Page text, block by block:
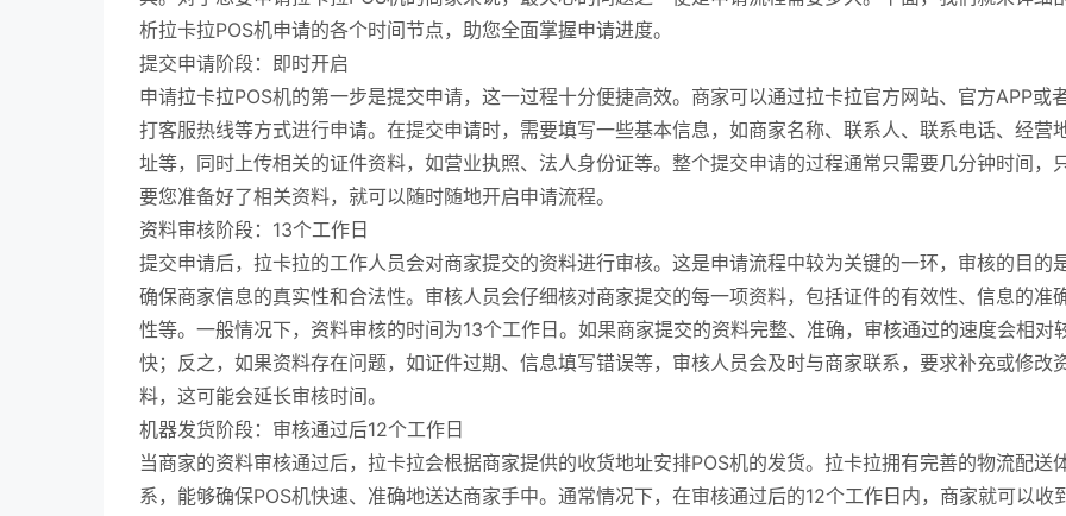
析拉卡拉POS机申请的各个时间节点，助您全面掌握申请进度。
提交申请阶段：即时开启
申请拉卡拉POS机的第一步是提交申请，这一过程十分便捷高效。商家可以通过拉卡拉官方网站、官方APP或
打客服热线等方式进行申请。在提交申请时，需要填写一些基本信息，如商家名称、联系人、联系电话、经营
址等，同时上传相关的证件资料，如营业执照、法人身份证等。整个提交申请的过程通常只需要几分钟时间，
要您准备好了相关资料，就可以随时随地开启申请流程。
资料审核阶段：13个工作日
提交申请后，拉卡拉的工作人员会对商家提交的资料进行审核。这是申请流程中较为关键的一环，审核的目的
确保商家信息的真实性和合法性。审核人员会仔细核对商家提交的每一项资料，包括证件的有效性、信息的准
性等。一般情况下，资料审核的时间为13个工作日。如果商家提交的资料完整、准确，审核通过的速度会相对
快；反之，如果资料存在问题，如证件过期、信息填写错误等，审核人员会及时与商家联系，要求补充或修改
料，这可能会延长审核时间。
机器发货阶段：审核通过后12个工作日
当商家的资料审核通过后，拉卡拉会根据商家提供的收货地址安排POS机的发货。拉卡拉拥有完善的物流配送
系，能够确保POS机快速、准确地送达商家手中。通常情况下，在审核通过后的12个工作日内，商家就可以收